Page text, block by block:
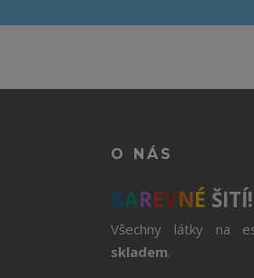
O NÁS
BAREVNÉ ŠITÍ!
Všechny látky na
skladem.